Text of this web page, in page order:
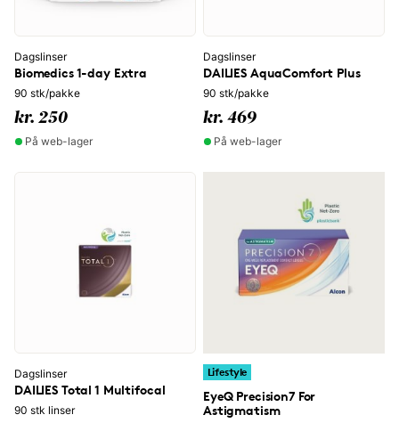
Dagslinser
Biomedics 1-day Extra
90 stk/pakke
kr. 250
På web-lager
Dagslinser
DAILIES AquaComfort Plus
90 stk/pakke
kr. 469
På web-lager
Dagslinser
DAILIES Total 1 Multifocal
90 stk linser
Lifestyle
EyeQ Precision7 For
Astigmatism